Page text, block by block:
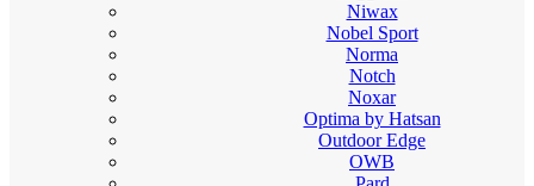
Niwax
Nobel Sport
Norma
Notch
Noxar
Optima by Hatsan
Outdoor Edge
OWB